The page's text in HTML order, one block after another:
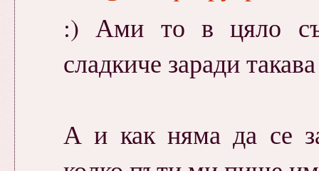
:) Ами то в цяло
сладкиче заради
А и как няма да се